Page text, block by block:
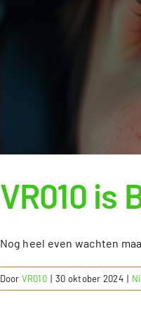
VR010 is
Nog heel even wachten
Door VR010 | 30 oktober 2024 |